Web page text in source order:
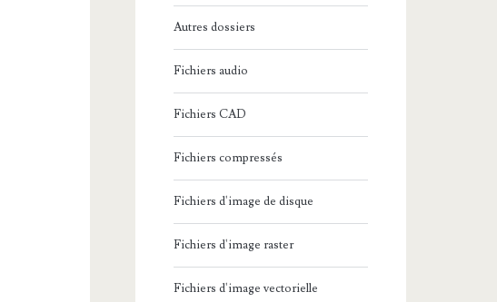
Autres dossiers
Fichiers audio
Fichiers CAD
Fichiers compressés
Fichiers d'image de disque
Fichiers d'image raster
Fichiers d'image vectorielle